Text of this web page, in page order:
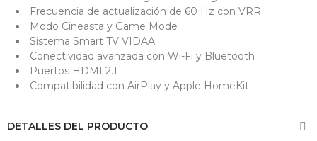
Frecuencia de actualización de 60 Hz con VRR
Modo Cineasta y Game Mode
Sistema Smart TV VIDAA
Conectividad avanzada con Wi-Fi y Bluetooth
Puertos HDMI 2.1
Compatibilidad con AirPlay y Apple HomeKit
DETALLES DEL PRODUCTO